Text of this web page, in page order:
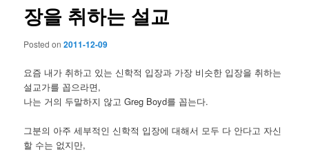
장을 취하는 설교
Posted on2011-12-09
요즘 내가 취하고 있는 신학적 입장과 가장 비슷한 입장을 취하는
설교가를 꼽으라면,
나는 거의 두말하지 않고 Greg Boyd를 꼽는다.
그분의 아주 세부적인 신학적 입장에 대해서 모두 다 안다고 자신
할 수는 없지만,